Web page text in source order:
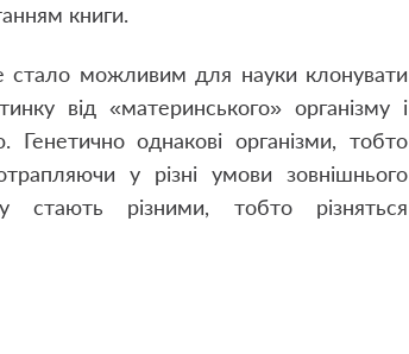
книги.
стало можливим для науки клонувати
від «материнського» організму і
однакові організми, тобто
у різні умови зовнішнього
стають різними, тобто різняться